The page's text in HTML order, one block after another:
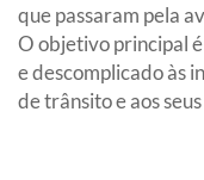
que passaram pela
O objetivo principal
e descomplicado às
de trânsito e aos